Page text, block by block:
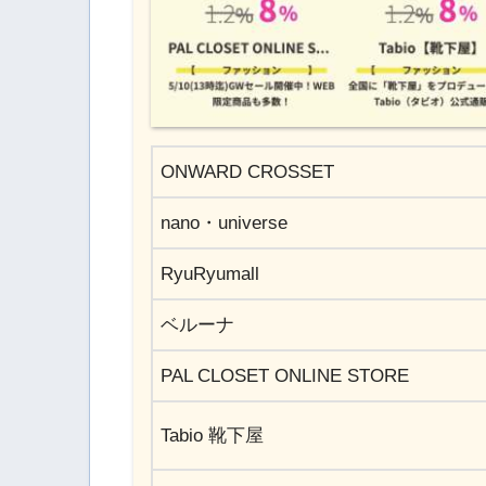
ONWARD CROSSET
nano・universe
RyuRyumall
ベルーナ
PAL CLOSET ONLINE STORE
Tabio 靴下屋